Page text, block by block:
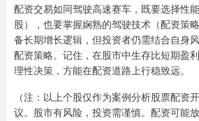
配资交易如同驾驶高速赛车，既要选择性
股），也要掌握娴熟的驾驶技术（配资策
备长期增长逻辑，但投资者仍需结合自身
配资策略。记住，在股市中生存比短期盈
理性决策，方能在配资道路上行稳致远。
（注：以上个股仅作为案例分析股票配资
议。股市有风险，投资需谨慎。配资可能